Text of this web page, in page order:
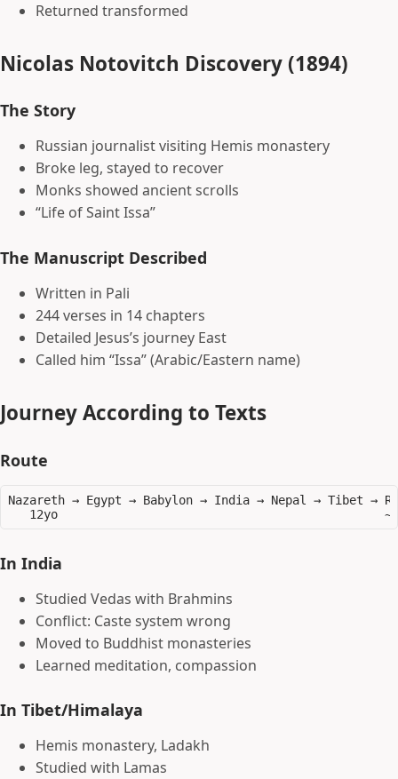
Returned transformed
Nicolas Notovitch Discovery (1894)
The Story
Russian journalist visiting Hemis monastery
Broke leg, stayed to recover
Monks showed ancient scrolls
“Life of Saint Issa”
The Manuscript Described
Written in Pali
244 verses in 14 chapters
Detailed Jesus’s journey East
Called him “Issa” (Arabic/Eastern name)
Journey According to Texts
Route
Nazareth → Egypt → Babylon → India → Nepal → Tibet →
In India
Studied Vedas with Brahmins
Conflict: Caste system wrong
Moved to Buddhist monasteries
Learned meditation, compassion
In Tibet/Himalaya
Hemis monastery, Ladakh
Studied with Lamas